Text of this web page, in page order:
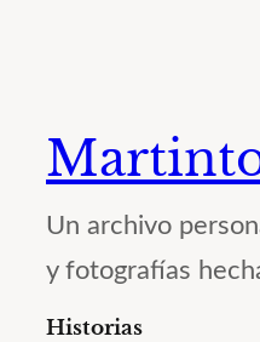
Un archivo
y fotografías
Historias